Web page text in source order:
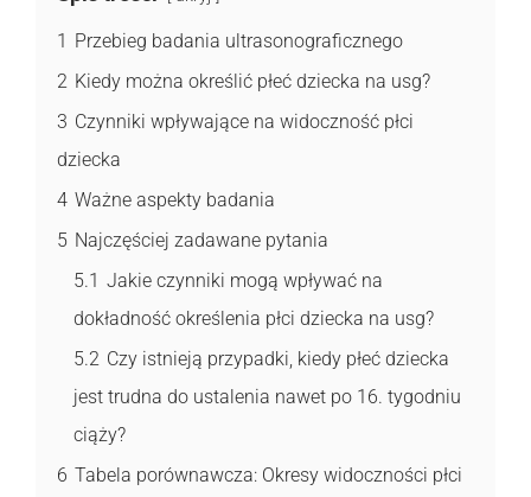
1 Przebieg badania ultrasonograficznego
2 Kiedy można określić płeć dziecka na usg?
3 Czynniki wpływające na widoczność płci
dziecka
4 Ważne aspekty badania
5 Najczęściej zadawane pytania
5.1 Jakie czynniki mogą wpływać na
dokładność określenia płci dziecka na usg?
5.2 Czy istnieją przypadki, kiedy płeć dziecka
jest trudna do ustalenia nawet po 16. tygodniu
ciąży?
6 Tabela porównawcza: Okresy widoczności płci